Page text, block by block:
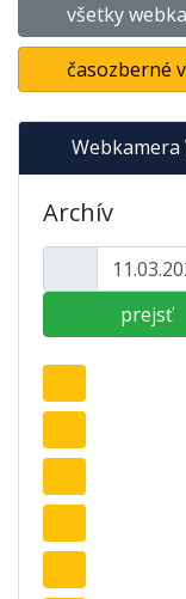
všetky
časozberné
Webkamera
Archív
prejsť